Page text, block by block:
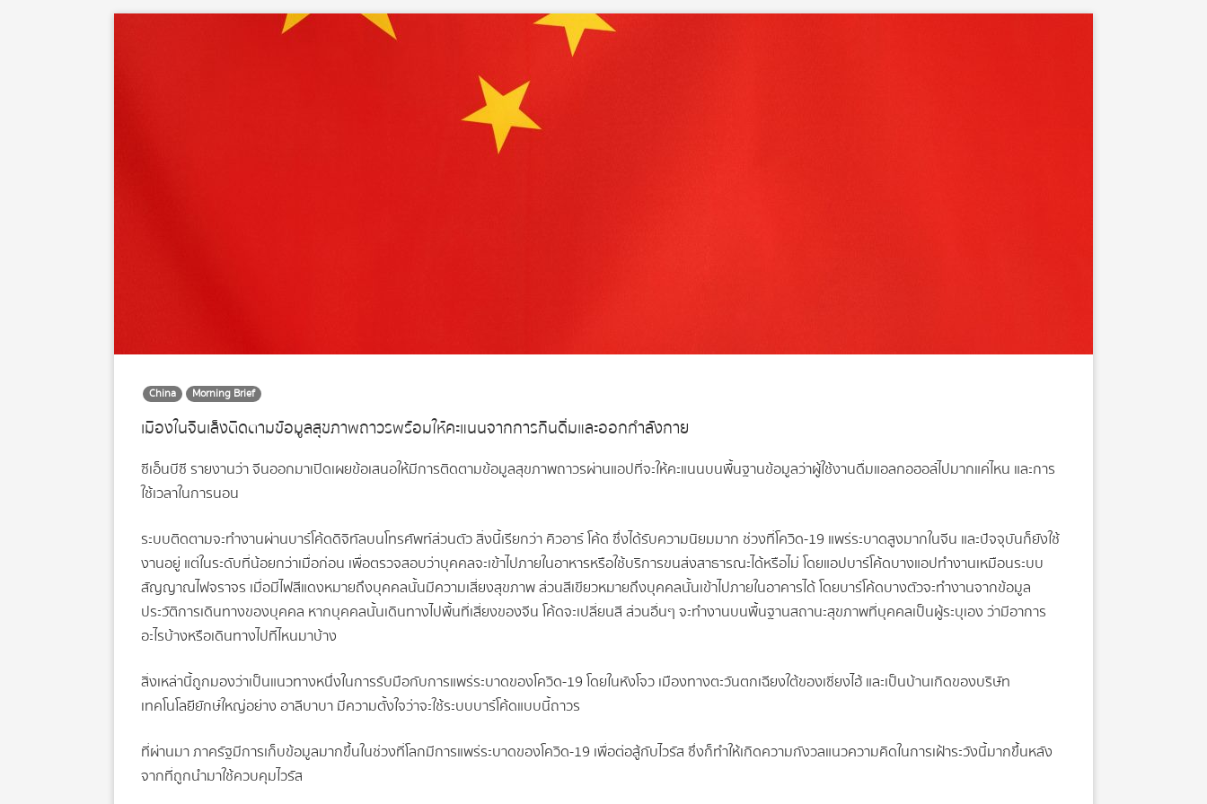
China Morning Brief
เมืองในจีนเล็งติดตามข้อมูลสุขภาพถาวรพร้อมให้คะแนนจากการกินดื่มและออกกำลังกาย
ซีเอ็นบีซี รายงานว่า จีนออกมาเปิดเผยข้อเสนอให้มีการติดตามข้อมูลสุขภาพถาวรผ่านแอปที่จะให้คะแนนบนพื้นฐานข้อมูลว่าผู้ใช้งานดื่มแอลกอฮอล์ไปมากแค่ไหน และการ
ใช้เวลาในการนอน
ระบบติดตามจะทำงานผ่านบาร์โค้ดดิจิทัลบนโทรศัพท์ส่วนตัว สิ่งนี้เรียกว่า คิวอาร์ โค้ด ซึ่งได้รับความนิยมมาก ช่วงที่โควิด-19 แพร่ระบาดสูงมากในจีน และปัจจุบันก็ยังใช้
งานอยู่ แต่ในระดับที่น้อยกว่าเมื่อก่อน เพื่อตรวจสอบว่าบุคคลจะเข้าไปภายในอาหารหรือใช้บริการขนส่งสาธารณะได้หรือไม่ โดยแอปบาร์โค้ดบางแอปทำงานเหมือนระบบ
สัญญาณไฟจราจร เมื่อมีไฟสีแดงหมายถึงบุคคลนั้นมีความเสี่ยงสุขภาพ ส่วนสีเขียวหมายถึงบุคคลนั้นเข้าไปภายในอาคารได้ โดยบาร์โค้ดบางตัวจะทำงานจากข้อมูล
ประวัติการเดินทางของบุคคล หากบุคคลนั้นเดินทางไปพื้นที่เสี่ยงของจีน โค้ดจะเปลี่ยนสี ส่วนอื่นๆ จะทำงานบนพื้นฐานสถานะสุขภาพที่บุคคลเป็นผู้ระบุเอง ว่ามีอาการ
อะไรบ้างหรือเดินทางไปที่ไหนมาบ้าง
สิ่งเหล่านี้ถูกมองว่าเป็นแนวทางหนึ่งในการรับมือกับการแพร่ระบาดของโควิด-19 โดยในหังโจว เมืองทางตะวันตกเฉียงใต้ของเซี่ยงไฮ้ และเป็นบ้านเกิดของบริษัท
เทคโนโลยียักษ์ใหญ่อย่าง อาลีบาบา มีความตั้งใจว่าจะใช้ระบบบาร์โค้ดแบบนี้ถาวร
ที่ผ่านมา ภาครัฐมีการเก็บข้อมูลมากขึ้นในช่วงที่โลกมีการแพร่ระบาดของโควิด-19 เพื่อต่อสู้กับไวรัส ซึ่งก็ทำให้เกิดความกังวลแนวความคิดในการเฝ้าระวังนี้มากขึ้นหลัง
จากที่ถูกนำมาใช้ควบคุมไวรัส